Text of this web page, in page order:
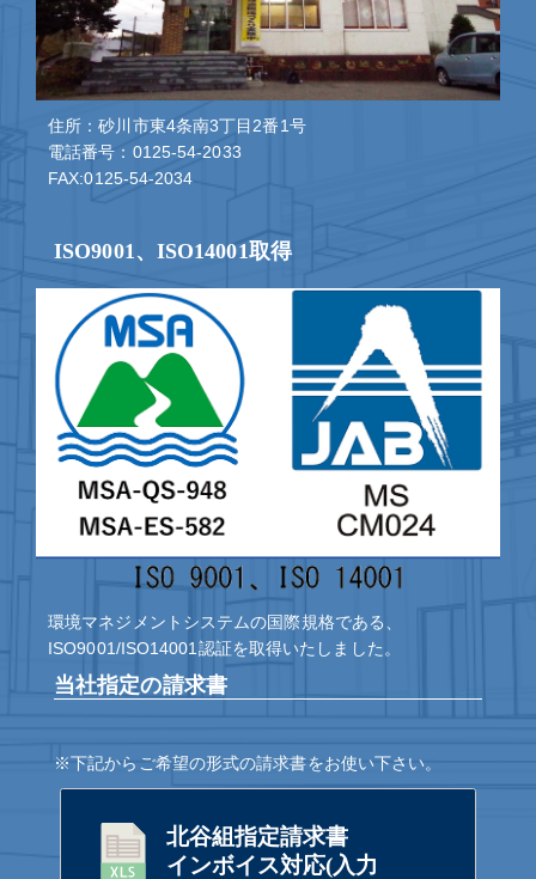
住所：砂川市東4条南3丁目2番1号
電話番号：0125-54-2033
FAX:0125-54-2034
ISO9001、ISO14001取得
環境マネジメントシステムの国際規格である、
ISO9001/ISO14001認証を取得いたしました。
当社指定の請求書
※下記からご希望の形式の請求書をお使い下さい。
北谷組指定請求書
インボイス対応(入力